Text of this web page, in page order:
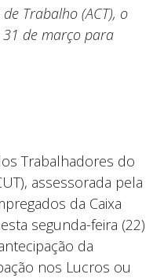
Trabalho (ACT), o
de março para
Trabalhadores do
assessorada pela
da Caixa
segunda-feira (22)
da
nos Lucros ou